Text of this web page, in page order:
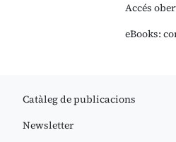
Accés
eBooks:
Catàleg de publicacions
Newsletter